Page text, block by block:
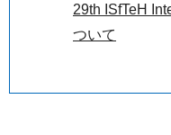
29th ISfTeH
ついて